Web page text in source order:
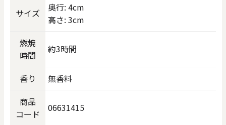
サイズ
奥行: 4cm
高さ: 3cm
燃焼
時間
約3時間
香り
無香料
商品
コード
06631415